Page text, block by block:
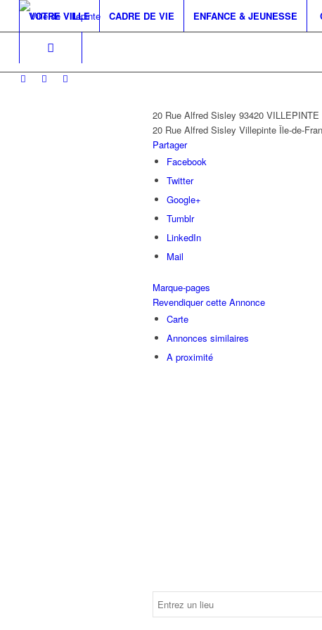
VOTRE VILLE CADRE DE VIE ENFANCE & JEUNESSE
20 Rue Alfred Sisley 93420 VILLEPINTE
20 Rue Alfred Sisley Villepinte Île-de-
Partager
Facebook
Twitter
Google+
Tumblr
LinkedIn
Mail
Marque-pages
Revendiquer cette Annonce
Carte
Annonces similaires
A proximité